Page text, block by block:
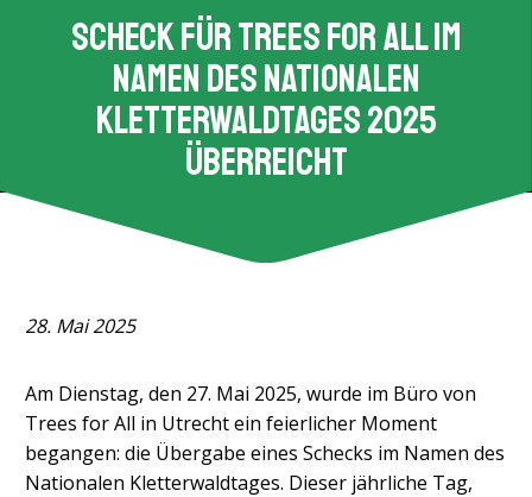
Scheck für Trees for All im
Namen des Nationalen
Kletterwaldtages 2025
überreicht
28. Mai 2025
Am Dienstag, den 27. Mai 2025, wurde im Büro von
Trees for All in Utrecht ein feierlicher Moment
begangen: die Übergabe eines Schecks im Namen des
Nationalen Kletterwaldtages. Dieser jährliche Tag,